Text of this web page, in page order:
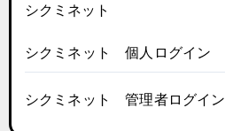
シクミネット
シクミネット 個人ログイン
シクミネット 管理者ログイン